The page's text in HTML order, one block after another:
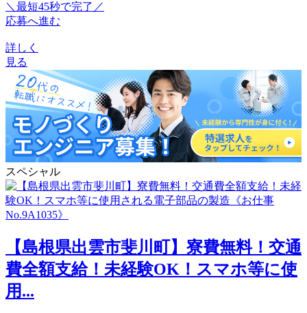
＼最短45秒で完了／
応募へ進む
詳しく
見る
スペシャル
【島根県出雲市斐川町】寮費無料！交通
費全額支給！未経験OK！スマホ等に使
用...